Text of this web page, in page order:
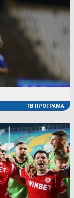
ТВ ПРОГРАМА